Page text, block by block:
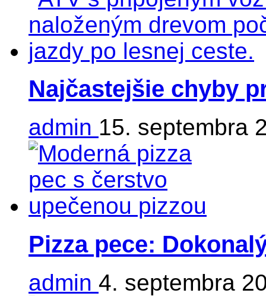
Najčastejšie chyby
admin 15. septembra
Pizza pece:
admin 4. septembra